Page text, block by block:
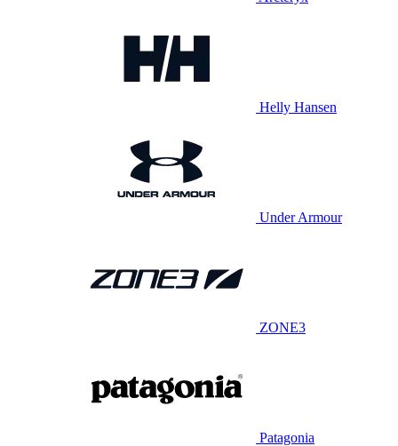
Helly Hansen
Under Armour
ZONE3
Patagonia